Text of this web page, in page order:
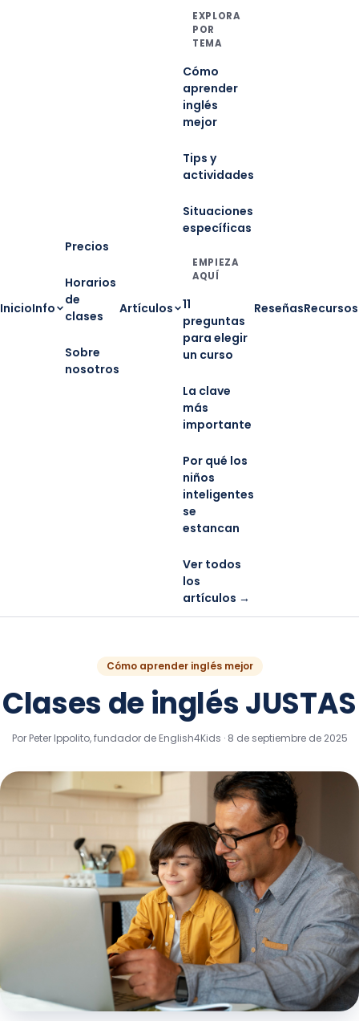
InicioInfo
Precios
Horarios
de
clases
Sobre
nosotros
Artículos
EXPLORA
POR
TEMA
Cómo
aprender
inglés
mejor
Tips y
actividades
Situaciones
específicas
EMPIEZA
AQUÍ
11
preguntas
para elegir
un curso
La clave
más
importante
Por qué los
niños
inteligentes
se
estancan
Ver todos
los
artículos →
ReseñasRecursos
Cómo aprender inglés mejor
Clases de inglés JUSTAS
Por Peter Ippolito, fundador de English4Kids · 8 de septiembre de 2025